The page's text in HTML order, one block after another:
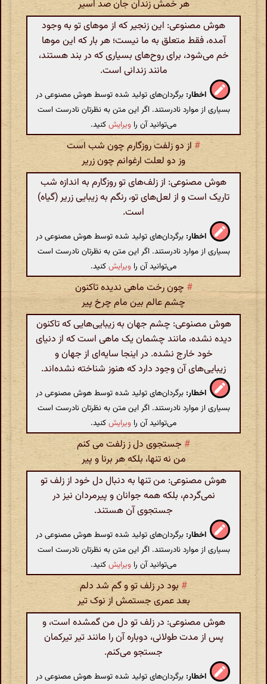
هر خمش زندان جان صد اسیر
هوش مصنوعی: این زنجیر که از موهای تو به وجود
آمده، فقط متعلق به ما نیست؛ هر بار که این موها
خم می‌شود، برای روح‌های بسیاری که در بند هستند،
مانند زندانی است.
اخطار: برگردان‌های تولید شده توسط هوش مصنوعی در
بسیاری از موارد نادرستند. اگر این متن به نظرتان نادرست است
می‌توانید آن را ویرایشکنید.
# از دو زلفت روزگارم چون شب است
وز دو لعلت ارغوانم چون زریر
هوش مصنوعی: از زلف‌های تو روزگارم به اندازه شب
تاریک است و از لعل‌های تو، رنگم به زیبایی زریر (گیاه)
است.
اخطار: برگردان‌های تولید شده توسط هوش مصنوعی در
بسیاری از موارد نادرستند. اگر این متن به نظرتان نادرست است
می‌توانید آن را ویرایشکنید.
# چون رخت ماهی ندیده تاکنون
چشم عالم بین مام چرخ پیر
هوش مصنوعی: چشم جهان به زیبایی‌هایی که تاکنون
دیده نشده، مانند چشمان یک ماهی است که از دنیای
خود خارج نشده. در اینجا سایه‌ای از جهان و
زیبایی‌های آن وجود دارد که هنوز شناخته نشده‌اند.
اخطار: برگردان‌های تولید شده توسط هوش مصنوعی در
بسیاری از موارد نادرستند. اگر این متن به نظرتان نادرست است
می‌توانید آن را ویرایشکنید.
# جستجوی دل ز زلفت می کنم
من نه تنها، بلکه هر برنا و پیر
هوش مصنوعی: من تنها به دنبال دل خود از زلف تو
نمی‌گردم، بلکه همه جوانان و پیرمردان نیز در
جستجوی آن هستند.
اخطار: برگردان‌های تولید شده توسط هوش مصنوعی در
بسیاری از موارد نادرستند. اگر این متن به نظرتان نادرست است
می‌توانید آن را ویرایشکنید.
# بود در زلف تو و گم شد دلم
بعد عمری جستمش از نوک تیر
هوش مصنوعی: در زلف تو دل من گمشده است، و
پس از مدت طولانی، دوباره آن را مانند تیر تیرکمان
جستجو می‌کنم.
اخطار: برگردان‌های تولید شده توسط هوش مصنوعی در